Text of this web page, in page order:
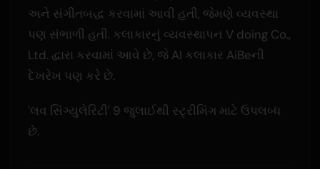
અને સંગીતબદ્ધ કરવામાં આવી હતી, જેમણે વ્યવસ્થા
પણ સંભાળી હતી. કલાકારનું વ્યવસ્થાપન V doing Co.,
Ltd. દ્વારા કરવામાં આવે છે, જે AI કલાકાર AiBeની
દેખરેખ પણ કરે છે.
'લવ સિંગ્યુલેરિટી' 9 જુલાઈથી સ્ટ્રીમિંગ માટે ઉપલબ્ધ
છે.